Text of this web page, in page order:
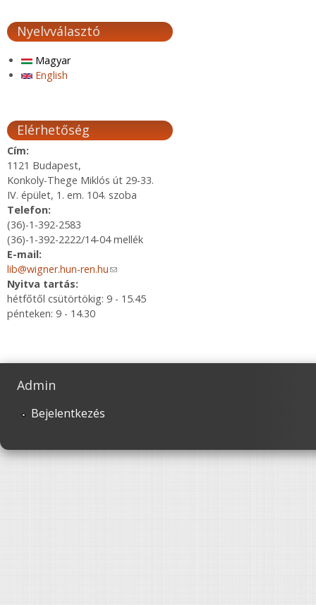
Nyelvválasztó
Magyar
English
Elérhetőség
Cím:
1121 Budapest,
Konkoly-Thege Miklós út 29-33.
IV. épület, 1. em. 104. szoba
Telefon:
(36)-1-392-2583
(36)-1-392-2222/14-04 mellék
E-mail:
lib@wigner.hun-ren.hu(link sends e-mail)
Nyitva tartás:
hétfőtől csütörtökig: 9 - 15.45
pénteken: 9 - 14.30
Admin
Bejelentkezés